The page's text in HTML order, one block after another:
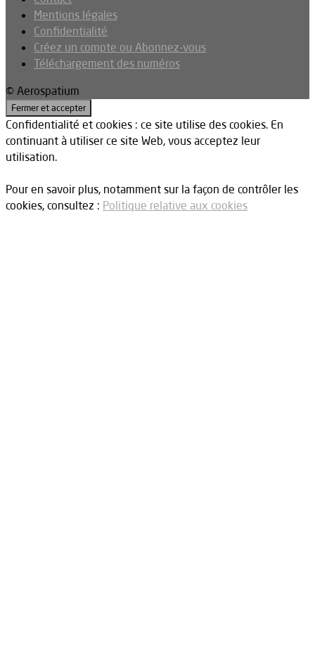
Mentions légales
Confidentialité
Créez un compte ou Abonnez-vous
Téléchargement des numéros
© Aerospatium
Confidentialité et cookies : ce site utilise des cookies. En
continuant à utiliser ce site Web, vous acceptez leur
utilisation.
Pour en savoir plus, notamment sur la façon de contrôler les
cookies, consultez : Politique relative aux cookies